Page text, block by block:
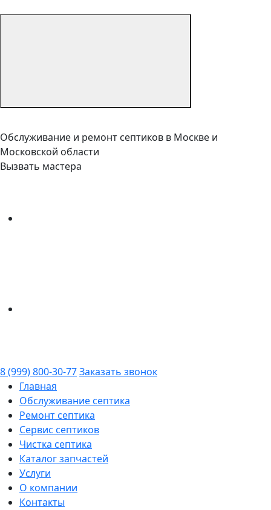
Обслуживание и ремонт септиков в Москве и
Московской области
Вызвать мастера
8 (999) 800-30-77Заказать звонок
Главная
Обслуживание септика
Ремонт септика
Сервис септиков
Чистка септика
Каталог запчастей
Услуги
О компании
Контакты